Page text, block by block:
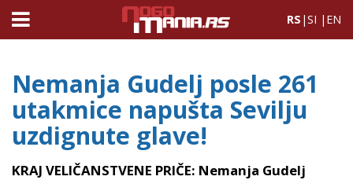
RS |SI | EN
Nemanja Gudelj posle 261
utakmice napušta Sevilju
uzdignute glave!
KRAJ VELIČANSTVENE PRIČE: Nemanja Gudelj